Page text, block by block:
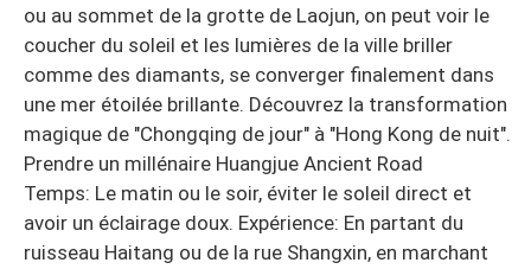
ou au sommet de la grotte de Laojun, on peut voir le
coucher du soleil et les lumières de la ville briller
comme des diamants, se converger finalement dans
une mer étoilée brillante. Découvrez la transformation
magique de "Chongqing de jour" à "Hong Kong de nuit".
Prendre un millénaire Huangjue Ancient Road
Temps: Le matin ou le soir, éviter le soleil direct et
avoir un éclairage doux. Expérience: En partant du
ruisseau Haitang ou de la rue Shangxin, en marchant